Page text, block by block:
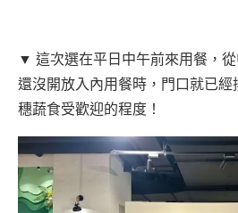
▼ 這次選在平日中午前來用餐，從
還沒開放入內用餐時，門口就已
穗蔬食受歡迎的程度！